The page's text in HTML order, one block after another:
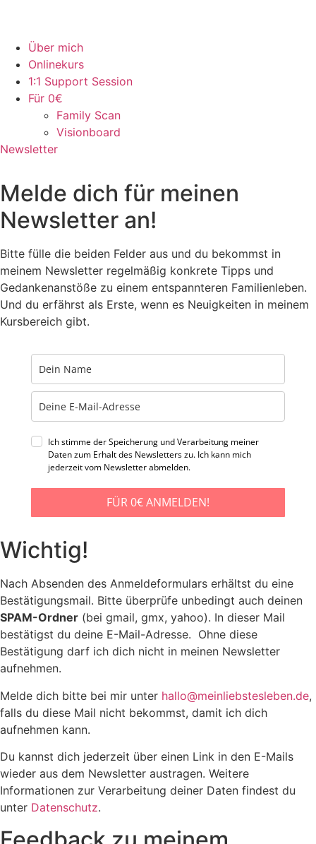
Über mich
Onlinekurs
1:1 Support Session
Für 0€
Family Scan
Visionboard
Newsletter
Melde dich für meinen
Newsletter an!
Bitte fülle die beiden Felder aus und du bekommst in
meinem Newsletter regelmäßig konkrete Tipps und
Gedankenanstöße zu einem entspannteren Familienleben.
Und du erfährst als Erste, wenn es Neuigkeiten in meinem
Kursbereich gibt.
Ich stimme der Speicherung und Verarbeitung meiner
Daten zum Erhalt des Newsletters zu. Ich kann mich
jederzeit vom Newsletter abmelden.
FÜR 0€ ANMELDEN!
Wichtig!
Nach Absenden des Anmeldeformulars erhältst du eine
Bestätigungsmail. Bitte überprüfe unbedingt auch deinen
SPAM-Ordner (bei gmail, gmx, yahoo). In dieser Mail
bestätigst du deine E-Mail-Adresse. Ohne diese
Bestätigung darf ich dich nicht in meinen Newsletter
aufnehmen.
Melde dich bitte bei mir unter hallo@meinliebstesleben.de,
falls du diese Mail nicht bekommst, damit ich dich
aufnehmen kann.
Du kannst dich jederzeit über einen Link in den E-Mails
wieder aus dem Newsletter austragen. Weitere
Informationen zur Verarbeitung deiner Daten findest du
unter Datenschutz.